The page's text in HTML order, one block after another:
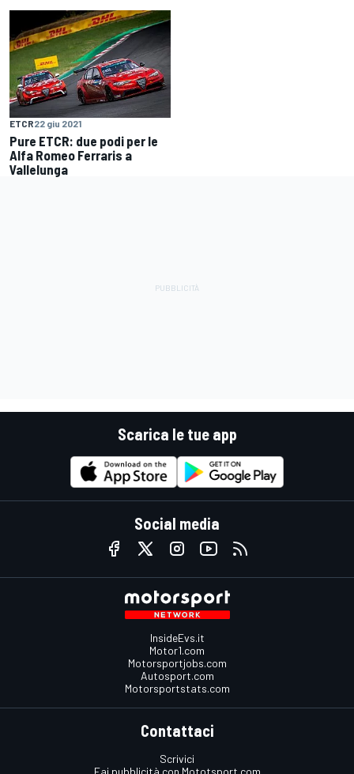
ETCR22 giu 2021
Pure ETCR: due podi per le
Alfa Romeo Ferraris a
Vallelunga
Scarica le tue app
Social media
InsideEvs.it
Motor1.com
Motorsportjobs.com
Autosport.com
Motorsportstats.com
Contattaci
Scrivici
Fai pubblicità con Mototsport.com